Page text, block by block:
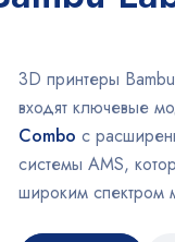
3D принтеры
входят ключевые
Combo с
системы AMS,
широким спектром